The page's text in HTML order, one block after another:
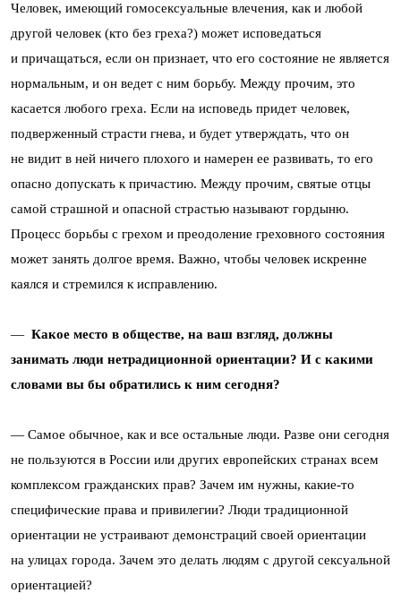
Человек, имеющий гомосексуальные влечения, как и любой
другой человек (кто без греха?) может исповедаться
и причащаться, если он признает, что его состояние не является
нормальным, и он ведет с ним борьбу. Между прочим, это
касается любого греха. Если на исповедь придет человек,
подверженный страсти гнева, и будет утверждать, что он
не видит в ней ничего плохого и намерен ее развивать, то его
опасно допускать к причастию. Между прочим, святые отцы
самой страшной и опасной страстью называют гордыню.
Процесс борьбы с грехом и преодоление греховного состояния
может занять долгое время. Важно, чтобы человек искренне
каялся и стремился к исправлению.
— Какое место в обществе, на ваш взгляд, должны
занимать люди нетрадиционной ориентации? И с какими
словами вы бы обратились к ним сегодня?
— Самое обычное, как и все остальные люди. Разве они сегодня
не пользуются в России или других европейских странах всем
комплексом гражданских прав? Зачем им нужны, какие-то
специфические права и привилегии? Люди традиционной
ориентации не устраивают демонстраций своей ориентации
на улицах города. Зачем это делать людям с другой сексуальной
ориентацией?